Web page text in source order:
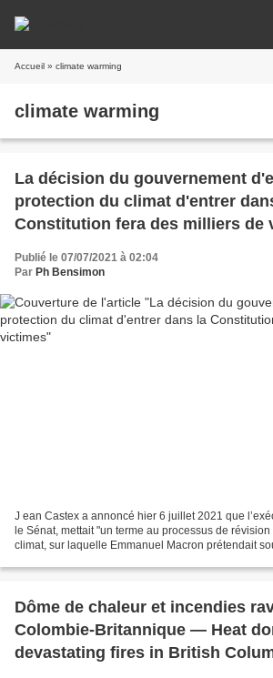
Accueil » climate warming
climate warming
La décision du gouvernement
protection du climat d'entrer
Constitution fera des milliers de
Publié le 07/07/2021 à 02:04
Par Ph Bensimon
J ean Castex a annoncé hier 6 juillet 2021 que
le Sénat, mettait "un terme au processus de
climat, sur laquelle Emmanuel Macron prétendait
Dôme de chaleur et incendies
Colombie-Britannique — Heat
devastating fires in British